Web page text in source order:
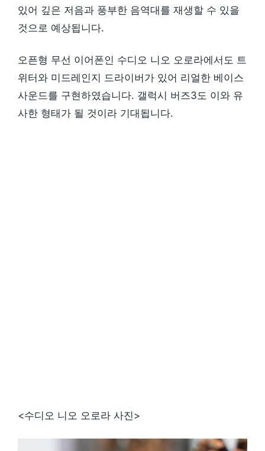
있어 깊은 저음과 풍부한 음역대를 재생할 수 있을
것으로 예상됩니다.
오픈형 무선 이어폰인 수디오 니오 오로라에서도 트
위터와 미드레인지 드라이버가 있어 리얼한 베이스
사운드를 구현하였습니다. 갤럭시 버즈3도 이와 유
사한 형태가 될 것이라 기대됩니다.
<수디오 니오 오로라 사진>